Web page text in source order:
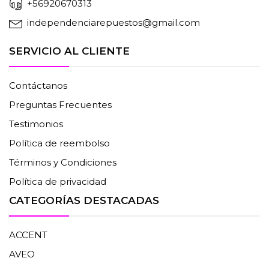
+56920670313
independenciarepuestos@gmail.com
SERVICIO AL CLIENTE
Contáctanos
Preguntas Frecuentes
Testimonios
Política de reembolso
Términos y Condiciones
Política de privacidad
CATEGORÍAS DESTACADAS
ACCENT
AVEO